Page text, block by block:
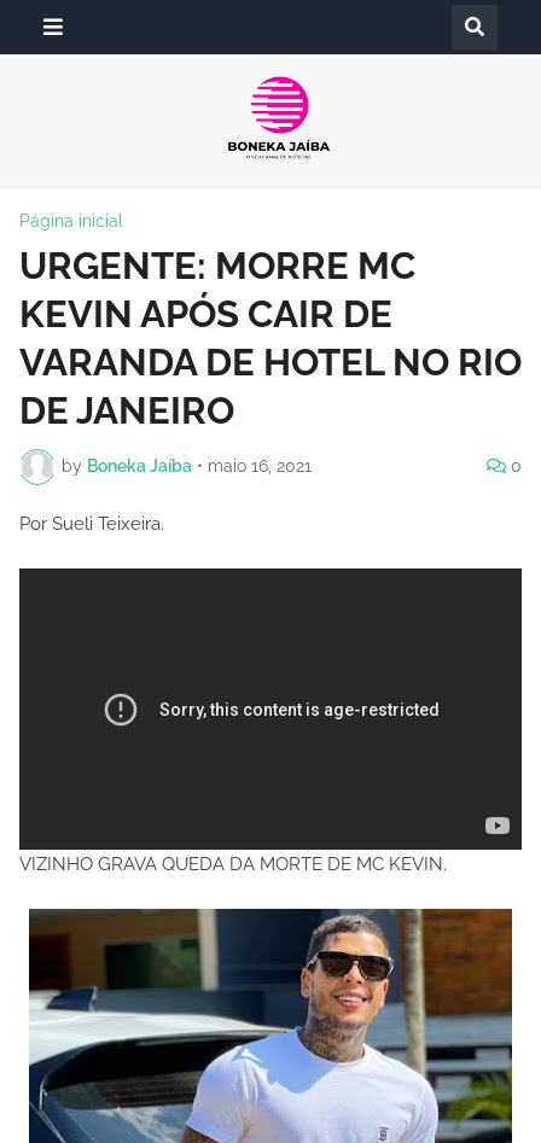
Página inicial
URGENTE: MORRE MC
KEVIN APÓS CAIR DE
VARANDA DE HOTEL NO RIO
DE JANEIRO
by Boneka Jaíba • maio 16, 2021 0
Por Sueli Teixeira.
VIZINHO GRAVA QUEDA DA MORTE DE MC KEVIN.